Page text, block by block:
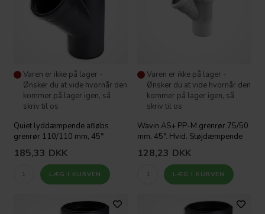
Varen er ikke på lager -
Ønsker du at vide hvornår den
kommer på lager igen, så
skriv til os
Quiet lyddæmpende afløbs
grenrør 110/110 mm, 45°
185,33 DKK
Varen er ikke på lager -
Ønsker du at vide hvornår den
kommer på lager igen, så
skriv til os
Wavin AS+ PP-M grenrør 75/50
mm. 45°. Hvid. Støjdæmpende
128,23 DKK